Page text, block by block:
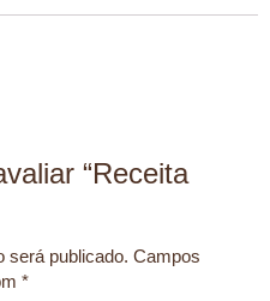
“Receita
será publicado. Campos
*